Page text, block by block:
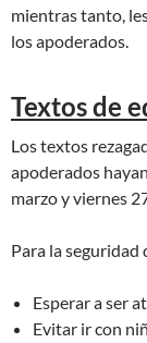
mientras tanto,
los apoderados.
Textos de
Los textos
apoderados
marzo y viernes
Para la seguridad
Esperar a ser
Evitar ir con